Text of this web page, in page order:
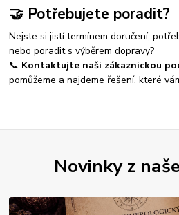
🤝 Potřebujete poradit?
Nejste si jistí termínem doručení,
nebo poradit s výběrem dopravy?
📞 Kontaktujte naši zákaznickou
pomůžeme a najdeme řešení, které
Novinky z